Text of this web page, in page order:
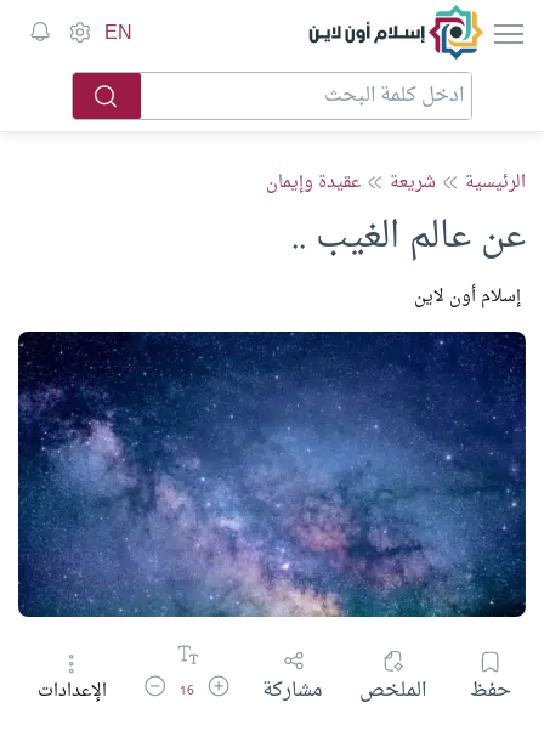
إسلام أون لاين EN
الرئيسية شريعة عقيدة وإيمان
عن عالم الغيب ..
إسلام أون لاين
حفظ الملخص مشاركة زيادة حجم الخط
16 تقليل حجم الخط
الإعدادات